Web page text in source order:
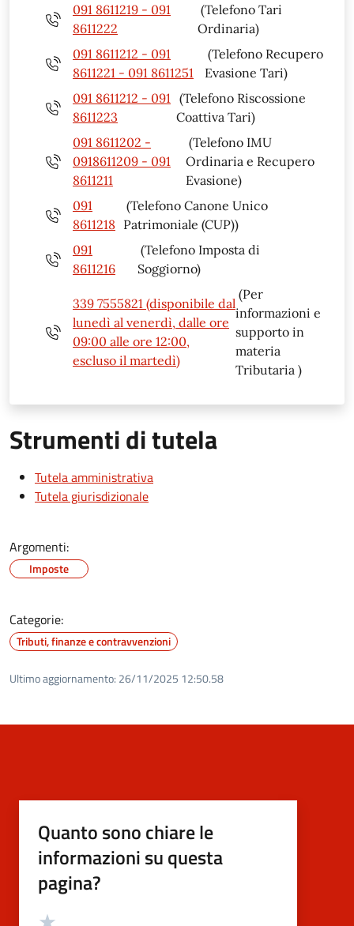
091 8611219 - 091
8611222
(Telefono Tari
Ordinaria)
091 8611212 - 091
8611221 - 091 8611251
(Telefono Recupero
Evasione Tari)
091 8611212 - 091
8611223
(Telefono Riscossione
Coattiva Tari)
091 8611202 -
0918611209 - 091
8611211
(Telefono IMU
Ordinaria e Recupero
Evasione)
091
8611218
(Telefono Canone Unico
Patrimoniale (CUP))
091
8611216
(Telefono Imposta di
Soggiorno)
339 7555821 (disponibile dal
lunedì al venerdì, dalle ore
09:00 alle ore 12:00,
escluso il martedì)
(Per
informazioni e
supporto in
materia
Tributaria )
Strumenti di tutela
Tutela amministrativa
Tutela giurisdizionale
Argomenti:
Imposte
Categorie:
Tributi, finanze e contravvenzioni
Ultimo aggiornamento: 26/11/2025 12:50.58
Quanto sono chiare le
informazioni su questa
pagina?
Valutazione